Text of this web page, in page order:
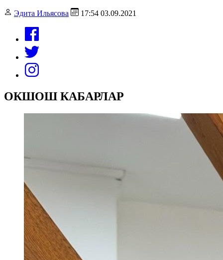
Эдита Ильясова 17:54 03.09.2021
ОКШОШ КАБАРЛАР